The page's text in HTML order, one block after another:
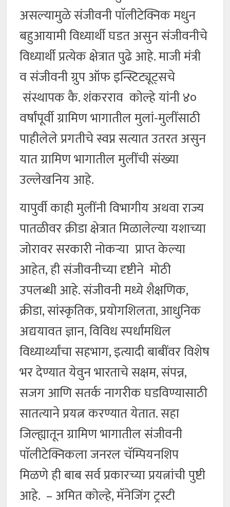
असल्यामुळे संजीवनी पाॅलीटेक्निक मधुन
बहुआयामी विध्यार्थी घडत असुन संजीवनीचे
विध्यार्थी प्रत्येक क्षेत्रात पुढे आहे. माजी मंत्री
व संजीवनी ग्रुप ऑफ इन्स्टिट्यूट्सचे
संस्थापक कै. शंकरराव कोल्हे यांनी ४०
वर्षांपूर्वी ग्रामिण भागातील मुलां-मुलींसाठी
पाहीलेले प्रगतीचे स्वप्न सत्यात उतरत असुन
यात ग्रामिण भागातील मुलींची संख्या
उल्लेखनिय आहे.
यापुर्वी काही मुलींनी विभागीय अथवा राज्य
पातळीवर क्रीडा क्षेत्रात मिळालेल्या यशाच्या
जोरावर सरकारी नोकऱ्या प्राप्त केल्या
आहेत, ही संजीवनीच्या दृष्टीने मोठी
उपलब्धी आहे. संजीवनी मध्ये शैक्षणिक,
क्रीडा, सांस्कृतिक, प्रयोगशिलता, आधुनिक
अद्ययावत ज्ञान, विविध स्पर्धांमधिल
विध्यार्थ्यांचा सहभाग, इत्यादी बाबींवर विशेष
भर देण्यात येवुन भारताचे सक्षम, संपन्न,
सजग आणि सतर्क नागरीक घडविण्यासाठी
सातत्याने प्रयत्न करण्यात येतात. सहा
जिल्ह्यातून ग्रामिण भागातील संजीवनी
पाॅलीटेक्निकला जनरल चॅम्पियनशिप
मिळणे ही बाब सर्व प्रकारच्या प्रयत्नांची पुष्टी
आहे. – अमित कोल्हे, मॅनेजिंग ट्रस्टी